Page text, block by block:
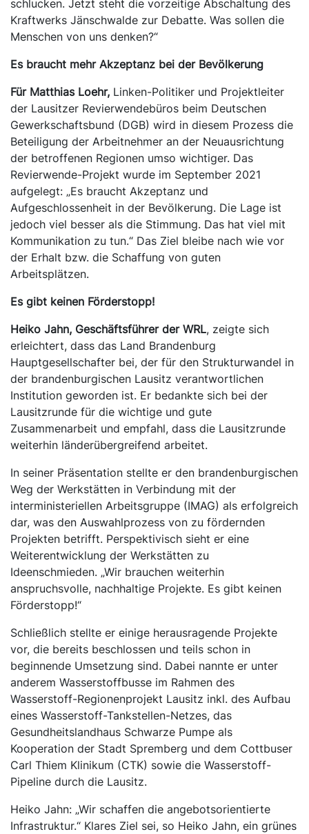
schlucken. Jetzt steht die vorzeitige Abschaltung des
Kraftwerks Jänschwalde zur Debatte. Was sollen die
Menschen von uns denken?“
Es braucht mehr Akzeptanz bei der Bevölkerung
Für Matthias Loehr, Linken-Politiker und Projektleiter
der Lausitzer Revierwendebüros beim Deutschen
Gewerkschaftsbund (DGB) wird in diesem Prozess die
Beteiligung der Arbeitnehmer an der Neuausrichtung
der betroffenen Regionen umso wichtiger. Das
Revierwende-Projekt wurde im September 2021
aufgelegt: „Es braucht Akzeptanz und
Aufgeschlossenheit in der Bevölkerung. Die Lage ist
jedoch viel besser als die Stimmung. Das hat viel mit
Kommunikation zu tun.“ Das Ziel bleibe nach wie vor
der Erhalt bzw. die Schaffung von guten
Arbeitsplätzen.
Es gibt keinen Förderstopp!
Heiko Jahn, Geschäftsführer der WRL, zeigte sich
erleichtert, dass das Land Brandenburg
Hauptgesellschafter bei, der für den Strukturwandel in
der brandenburgischen Lausitz verantwortlichen
Institution geworden ist. Er bedankte sich bei der
Lausitzrunde für die wichtige und gute
Zusammenarbeit und empfahl, dass die Lausitzrunde
weiterhin länderübergreifend arbeitet.
In seiner Präsentation stellte er den brandenburgischen
Weg der Werkstätten in Verbindung mit der
interministeriellen Arbeitsgruppe (IMAG) als erfolgreich
dar, was den Auswahlprozess von zu fördernden
Projekten betrifft. Perspektivisch sieht er eine
Weiterentwicklung der Werkstätten zu
Ideenschmieden. „Wir brauchen weiterhin
anspruchsvolle, nachhaltige Projekte. Es gibt keinen
Förderstopp!“
Schließlich stellte er einige herausragende Projekte
vor, die bereits beschlossen und teils schon in
beginnende Umsetzung sind. Dabei nannte er unter
anderem Wasserstoffbusse im Rahmen des
Wasserstoff-Regionenprojekt Lausitz inkl. des Aufbau
eines Wasserstoff-Tankstellen-Netzes, das
Gesundheitslandhaus Schwarze Pumpe als
Kooperation der Stadt Spremberg und dem Cottbuser
Carl Thiem Klinikum (CTK) sowie die Wasserstoff-
Pipeline durch die Lausitz.
Heiko Jahn: „Wir schaffen die angebotsorientierte
Infrastruktur.“ Klares Ziel sei, so Heiko Jahn, ein grünes